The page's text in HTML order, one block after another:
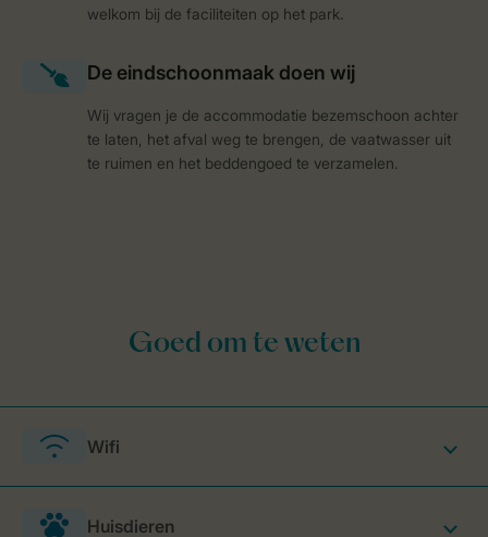
welkom bij de faciliteiten op het park.
Wij vragen je de accommodatie bezemschoon achter
te laten, het afval weg te brengen, de vaatwasser uit
te ruimen en het beddengoed te verzamelen.
Wifi
Huisdieren